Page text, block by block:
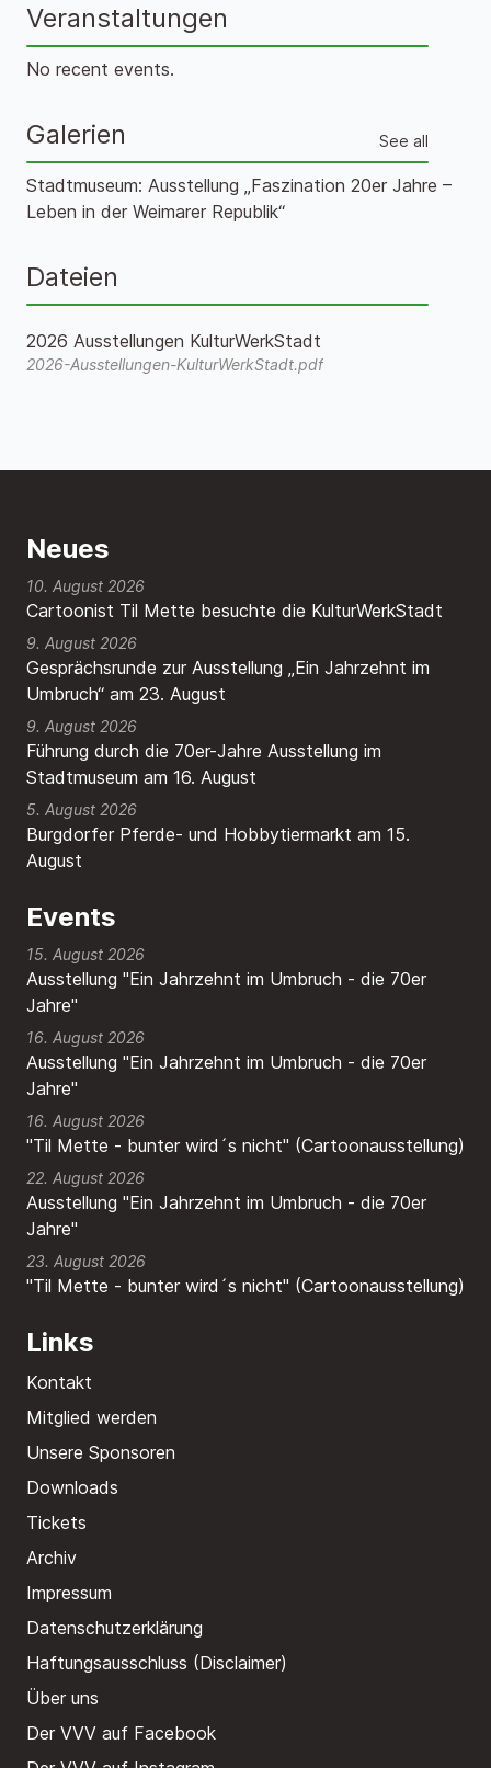
Veranstaltungen
No recent events.
Galerien See all
Stadtmuseum: Ausstellung „Faszination 20er Jahre –
Leben in der Weimarer Republik“
Dateien
2026 Ausstellungen KulturWerkStadt
2026-Ausstellungen-KulturWerkStadt.pdf
Neues
Cartoonist Til Mette besuchte die KulturWerkStadt
10. August 2026
Gesprächsrunde zur Ausstellung „Ein Jahrzehnt im
Umbruch“ am 23. August
9. August 2026
Führung durch die 70er-Jahre Ausstellung im
Stadtmuseum am 16. August
9. August 2026
Burgdorfer Pferde- und Hobbytiermarkt am 15.
August
5. August 2026
Events
15. August 2026
Ausstellung "Ein Jahrzehnt im Umbruch - die 70er
Jahre"
16. August 2026
Ausstellung "Ein Jahrzehnt im Umbruch - die 70er
Jahre"
16. August 2026
"Til Mette - bunter wird´s nicht" (Cartoonausstellung)
22. August 2026
Ausstellung "Ein Jahrzehnt im Umbruch - die 70er
Jahre"
23. August 2026
"Til Mette - bunter wird´s nicht" (Cartoonausstellung)
Links
Kontakt
Mitglied werden
Unsere Sponsoren
Downloads
Tickets
Archiv
Impressum
Datenschutzerklärung
Haftungsausschluss (Disclaimer)
Über uns
Der VVV auf Facebook